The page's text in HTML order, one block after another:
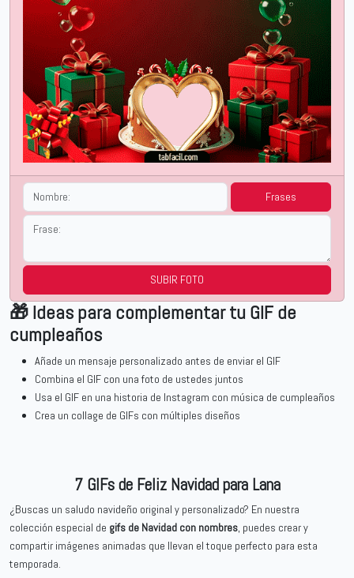
Frases
SUBIR FOTO
🎁 Ideas para complementar tu GIF de
cumpleaños
Añade un mensaje personalizado antes de enviar el GIF
Combina el GIF con una foto de ustedes juntos
Usa el GIF en una historia de Instagram con música de cumpleaños
Crea un collage de GIFs con múltiples diseños
7 GIFs de Feliz Navidad para Lana
¿Buscas un saludo navideño original y personalizado? En nuestra
colección especial de gifs de Navidad con nombres, puedes crear y
compartir imágenes animadas que llevan el toque perfecto para esta
temporada.